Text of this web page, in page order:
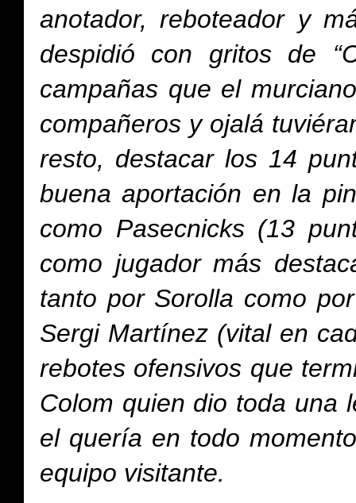
anotador, reboteador y
despidió con gritos de
campañas que el
compañeros y ojalá
resto, destacar los 14
buena aportación en la
como Pasecnicks (13
como jugador más
tanto por Sorolla como
Sergi Martínez (vital en
rebotes ofensivos que
Colom quien dio toda una
el quería en todo
equipo visitante.